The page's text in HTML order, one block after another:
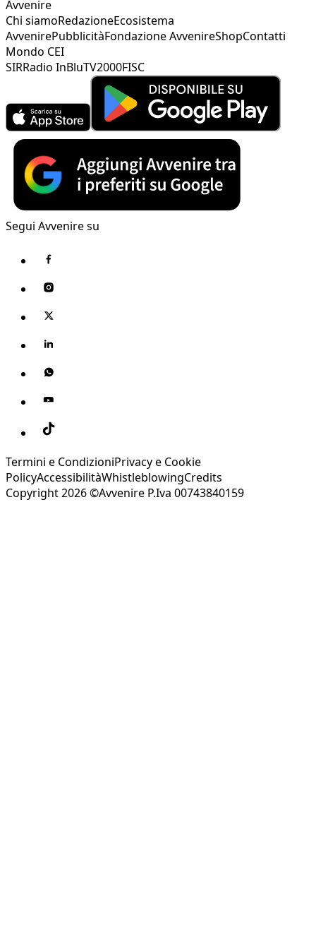
Avvenire
Chi siamoRedazioneEcosistema
AvvenirePubblicitàFondazione AvvenireShopContatti
Mondo CEI
SIRRadio InBluTV2000FISC
Segui Avvenire su
Termini e CondizioniPrivacy e Cookie
PolicyAccessibilitàWhistleblowingCredits
Copyright 2026 ©Avvenire P.Iva 00743840159